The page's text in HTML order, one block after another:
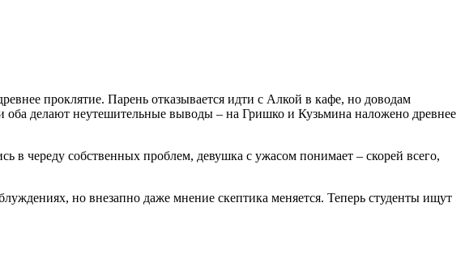
проклятие. Парень отказывается идти с Алкой в кафе, но доводам
делают неутешительные выводы – на Гришко и Кузьмина наложено древнее
в череду собственных проблем, девушка с ужасом понимает – скорей всего,
но внезапно даже мнение скептика меняется. Теперь студенты ищут